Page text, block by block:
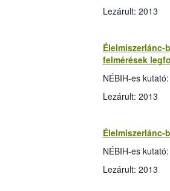
Lezárult: 2013
felmérések
NÉBIH-es
Lezárult: 2013
Élelmiszerlánc-
NÉBIH-es
Lezárult: 2013